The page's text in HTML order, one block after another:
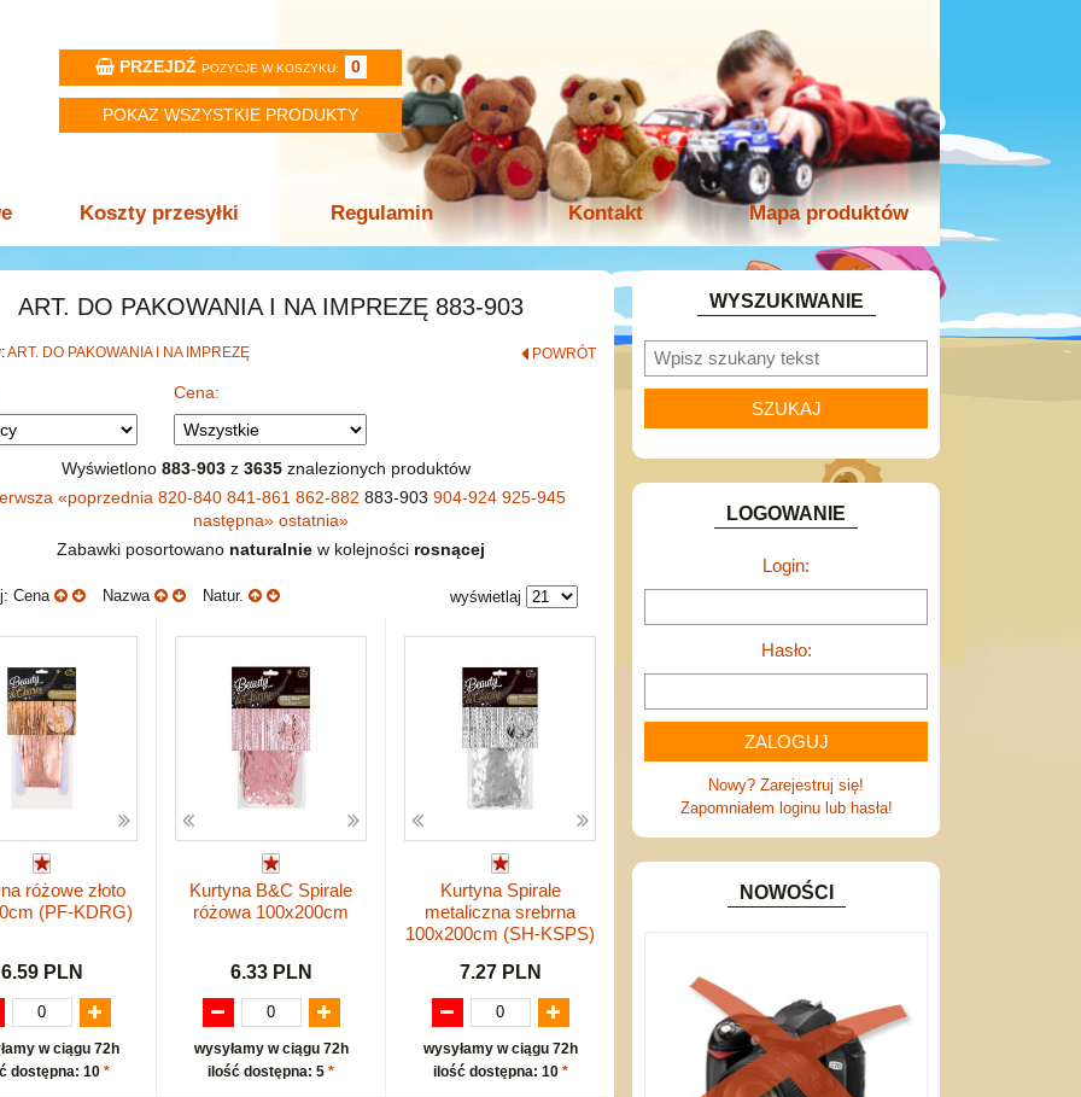
PRZEJDŹ POZYCJE W KOSZYKU: 0
POKAZ WSZYSTKIE PRODUKTY
Koszty przesyłki Regulamin Kontakt Mapa produktów
ART. DO PAKOWANIA I NA IMPREZĘ 883-903
ART. DO PAKOWANIA I NA IMPREZĘ POWRÓT
Cena:
Wyświetlono 883-903z 3635znalezionych produktów
«poprzednia 820-840 841-861 862-882 883-903 904-924 925-945
następna» ostatnia»
Zabawki posortowano naturalniew kolejności rosnącej
Cena Nazwa Natur. wyświetlaj
różowe złoto
(PF-KDRG)
6.59 PLN
w ciągu 72h
dostępna: 10 *
Kurtyna B&C Spirale
różowa 100x200cm
6.33 PLN
wysyłamy w ciągu 72h
ilość dostępna: 5 *
Kurtyna Spirale
metaliczna srebrna
100x200cm (SH-KSPS)
7.27 PLN
wysyłamy w ciągu 72h
ilość dostępna: 10 *
WYSZUKIWANIE
LOGOWANIE
Login:
Hasło:
Nowy? Zarejestruj się!
Zapomniałem loginu lub hasła!
NOWOŚCI